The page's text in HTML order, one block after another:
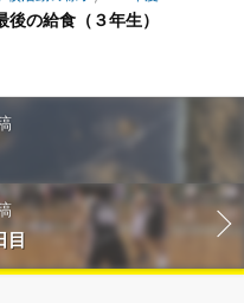
後の給食（３年生）
目